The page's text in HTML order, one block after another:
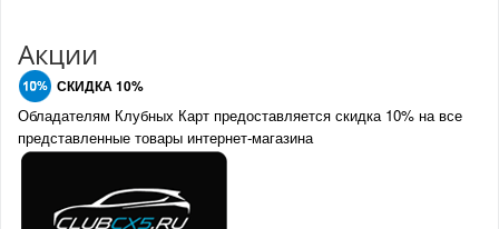
Акции
СКИДКА 10%
Обладателям Клубных Карт предоставляется скидка 10% на все
представленные товары интернет-магазина